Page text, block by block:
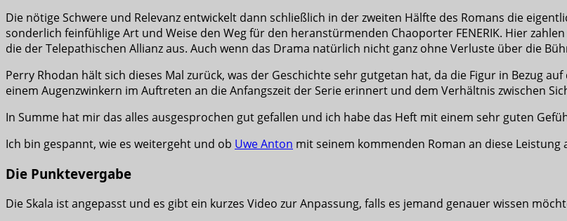
Die nötige Schwere und Relevanz entwickelt dann schließlich in der zweiten Hälfte des Romans die
sonderlich feinfühlige Art und Weise den Weg für den heranstürmenden Chaoporter FENERIK. Hier
die der Telepathischen Allianz aus. Auch wenn das Drama natürlich nicht ganz ohne Verluste über die
Perry Rhodan hält sich dieses Mal zurück, was der Geschichte sehr gutgetan hat, da die Figur in Bezug
einem Augenzwinkern im Auftreten an die Anfangszeit der Serie erinnert und dem Verhältnis zwischen
In Summe hat mir das alles ausgesprochen gut gefallen und ich habe das Heft mit einem sehr guten
Ich bin gespannt, wie es weitergeht und ob Uwe Anton mit seinem kommenden Roman an diese Leistung
Die Punktevergabe
Die Skala ist angepasst und es gibt ein kurzes Video zur Anpassung, falls es jemand genauer wissen